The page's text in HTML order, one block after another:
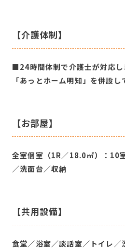
【介護体制】
■24時間体制で介護士が対応
「あっとホーム明知」を併設し
【お部屋】
全室個室（1R／18.0㎡）：
／洗面台／収納
【共用設備】
食堂／浴室／談話室／トイレ／